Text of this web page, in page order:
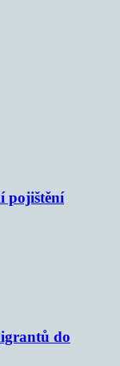
pojištění
do